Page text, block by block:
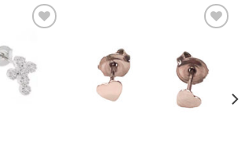
lista
de
deseos
lista
de
deseos